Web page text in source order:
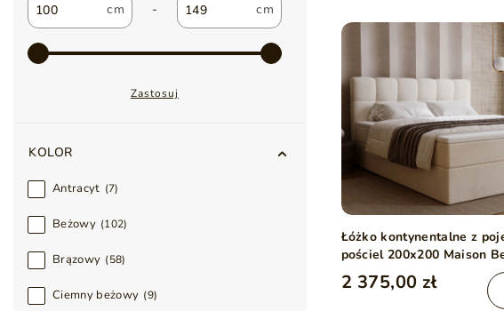
-
Zastosuj
KOLOR
Antracyt 7
Beżowy 102
Brązowy 58
Ciemny beżowy 9
Łóżko kontynentalne z
pościel 200x200 Maison
2 375,00 zł